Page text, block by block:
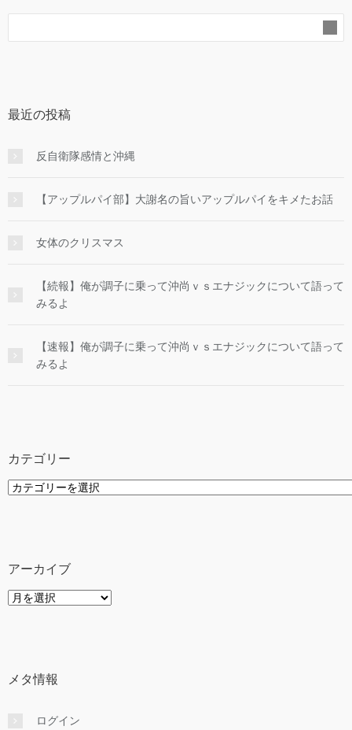
最近の投稿
反自衛隊感情と沖縄
【アップルパイ部】大謝名の旨いアップルパイをキメたお話
女体のクリスマス
【続報】俺が調子に乗って沖尚ｖｓエナジックについて語って
みるよ
【速報】俺が調子に乗って沖尚ｖｓエナジックについて語って
みるよ
カテゴリー
カ
アーカイブ
ア
メタ情報
ログイン